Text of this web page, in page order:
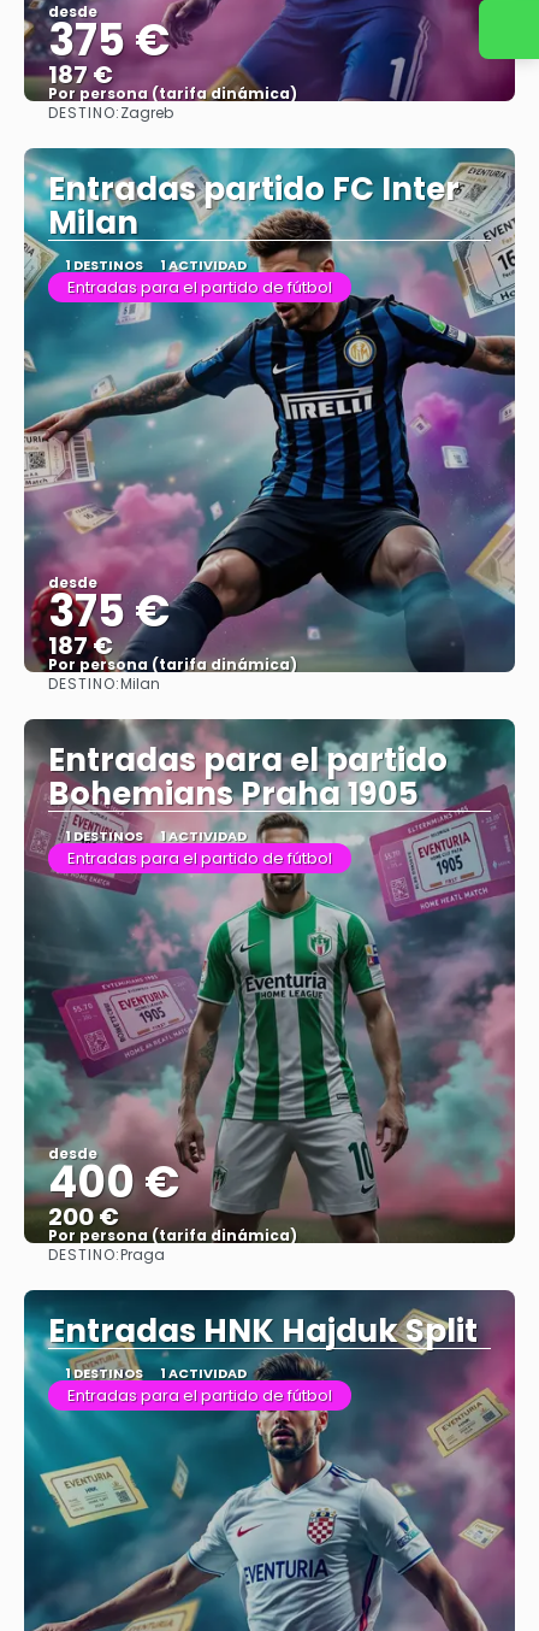
desde
375 €
187 €
Por persona (tarifa dinámica)
DESTINO:Zagreb
Entradas partido FC Inter
Milan
1 DESTINOS 1 ACTIVIDAD
Entradas para el partido de fútbol
desde
375 €
187 €
Por persona (tarifa dinámica)
DESTINO:Milan
Entradas para el partido
Bohemians Praha 1905
1 DESTINOS 1 ACTIVIDAD
Entradas para el partido de fútbol
desde
400 €
200 €
Por persona (tarifa dinámica)
DESTINO:Praga
Entradas HNK Hajduk Split
1 DESTINOS 1 ACTIVIDAD
Entradas para el partido de fútbol